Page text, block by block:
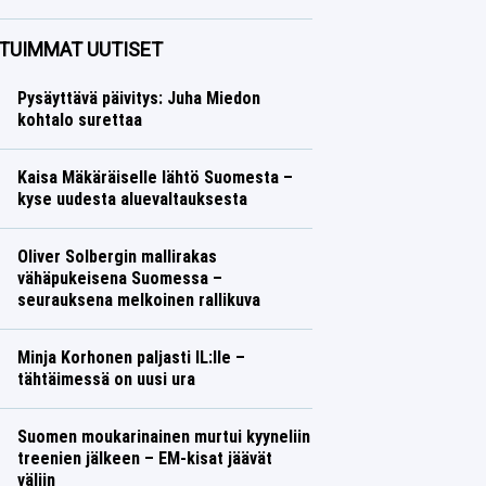
UUTISET
Pysäyttävä päivitys: Juha Miedon
kohtalo surettaa
Kaisa Mäkäräiselle lähtö Suomesta –
kyse uudesta aluevaltauksesta
Oliver Solbergin mallirakas
vähäpukeisena Suomessa –
seurauksena melkoinen rallikuva
Minja Korhonen paljasti IL:lle –
tähtäimessä on uusi ura
Suomen moukarinainen murtui kyyneliin
treenien jälkeen – EM-kisat jäävät
väliin